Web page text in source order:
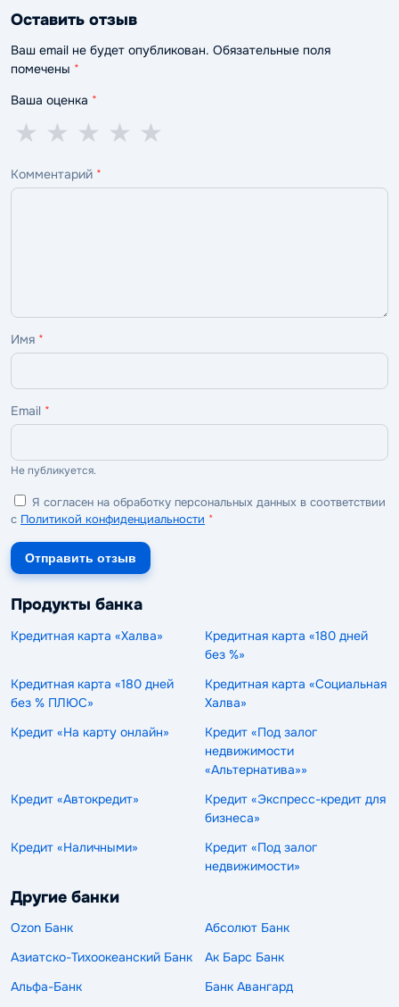
Оставить отзыв
Ваш email не будет опубликован. Обязательные поля
помечены *
Ваша оценка *
5
—
★
4
—
★
3
—
★
2
—
★
1
—
★
Комментарий *
Имя *
Email *
Не публикуется.
Я согласен на обработку персональных данных в соответствии
с Политикой конфиденциальности *
Отправить отзыв
Продукты банка
Кредитная карта «Халва»
Кредитная карта «180 дней
без %»
Кредитная карта «180 дней
без % ПЛЮС»
Кредитная карта «Социальная
Халва»
Кредит «На карту онлайн»
Кредит «Под залог
недвижимости
«Альтернатива»»
Кредит «Автокредит»
Кредит «Экспресс-кредит для
бизнеса»
Кредит «Наличными»
Кредит «Под залог
недвижимости»
Другие банки
Ozon Банк
Абсолют Банк
Азиатско-Тихоокеанский Банк
Ак Барс Банк
Альфа-Банк
Банк Авангард